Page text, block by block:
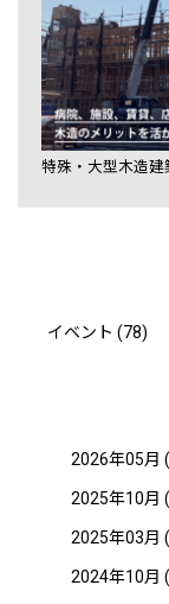
特殊・大型木造
イベント (78)
2026年05月
2025年10月
2025年03月
2024年10月